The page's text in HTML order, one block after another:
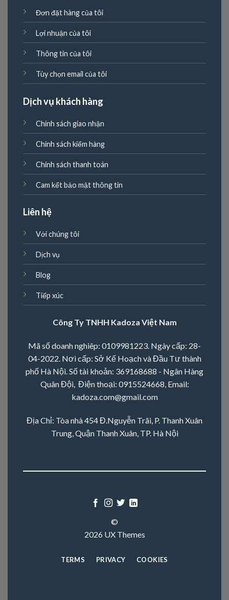
Đơn đặt hàng của tôi
Lợi nhuận của tôi
Thông tin của tôi
Tùy chọn email của tôi
Dịch vụ khách hàng
Chính sách giao nhận
Chính sách kiểm hàng
Chính sách thanh toán
Cam kết bảo mật thông tin
Liên hệ
Với chúng tôi
Dịch vụ
Blog
Tiếp xúc
Công Ty TNHH Kadoza Việt Nam
Mã số doanh nghiêp: 0109981223. Ngày cấp: 28-
04-2022. Nơi cấp: Sở Kế Hoạch và Đầu Tư thành
phố Hà Nội. Số tài khoản: 369168688 - Ngân Hàng
Quân Đội, Điện thoại: 0915524668 , Email:
kadoza.com@gmail.com
Địa Chỉ: Tòa nhà 454 Đ.Nguyễn Trãi, P. Thanh Xuân
Trung, Quận Thanh Xuân, TP. Hà Nội
©
2026 UX Themes
TERMS PRIVACY COOKIES